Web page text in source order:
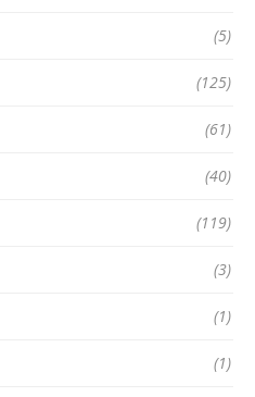
(5)
(125)
(61)
(40)
(119)
(3)
(1)
(1)